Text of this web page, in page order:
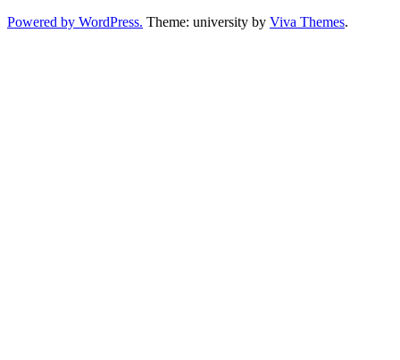
Powered by WordPress. Theme: university by Viva Themes.